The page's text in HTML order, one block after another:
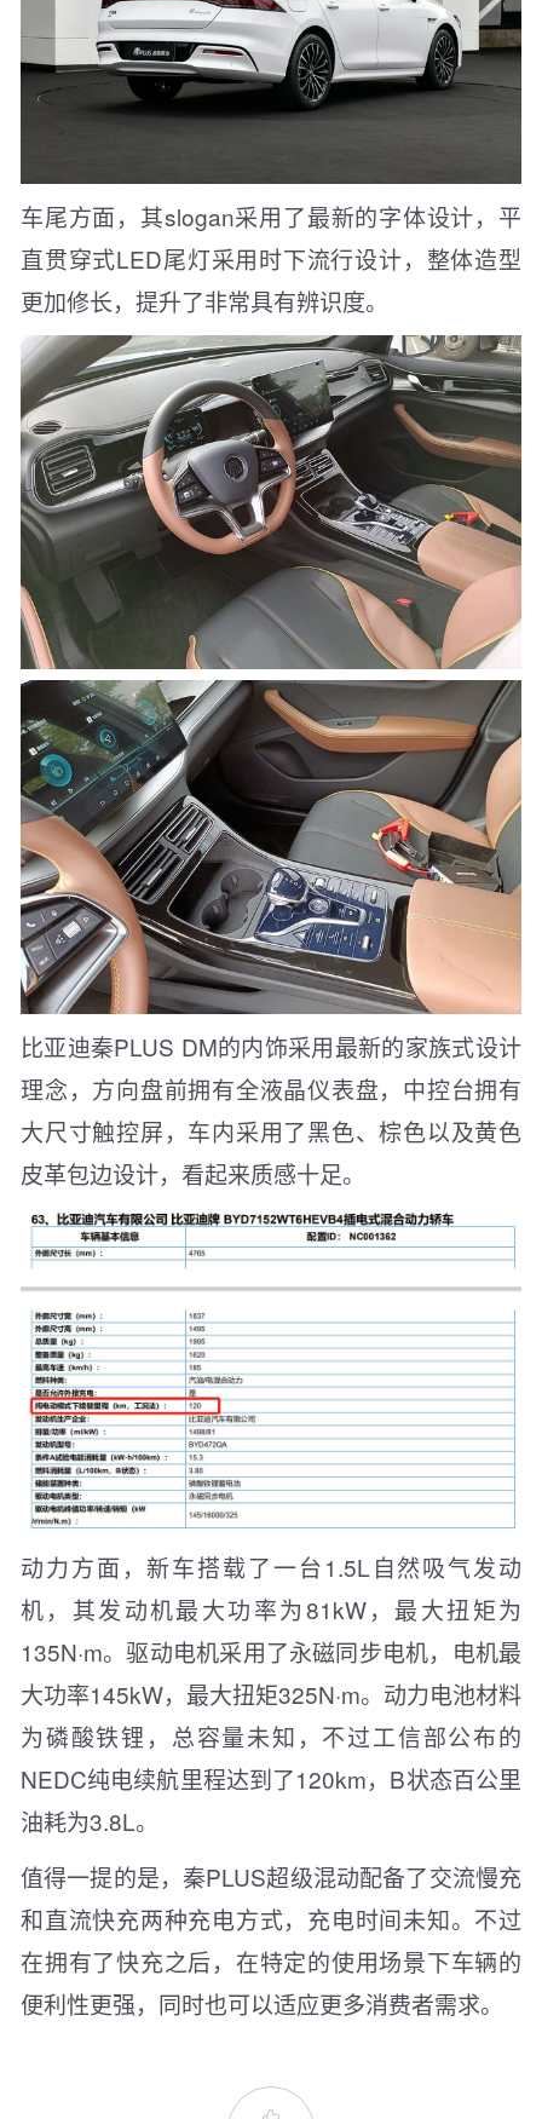
车尾方面，其slogan采用了最新的字体设计，平
直贯穿式LED尾灯采用时下流行设计，整体造型
更加修长，提升了非常具有辨识度。
比亚迪秦PLUS DM的内饰采用最新的家族式设计
理念，方向盘前拥有全液晶仪表盘，中控台拥有
大尺寸触控屏，车内采用了黑色、棕色以及黄色
皮革包边设计，看起来质感十足。
动力方面，新车搭载了一台1.5L自然吸气发动
机，其发动机最大功率为81kW，最大扭矩为
135N·m。驱动电机采用了永磁同步电机，电机最
大功率145kW，最大扭矩325N·m。动力电池材料
为磷酸铁锂，总容量未知，不过工信部公布的
NEDC纯电续航里程达到了120km，B状态百公里
油耗为3.8L。
值得一提的是，秦PLUS超级混动配备了交流慢充
和直流快充两种充电方式，充电时间未知。不过
在拥有了快充之后，在特定的使用场景下车辆的
便利性更强，同时也可以适应更多消费者需求。